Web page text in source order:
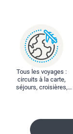
Tous les voyages :
circuits à la carte,
séjours, croisières,